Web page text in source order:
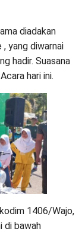
diadakan
yang diwarnai
hadir. Suasana
hari ini.
1406/Wajo,
di bawah